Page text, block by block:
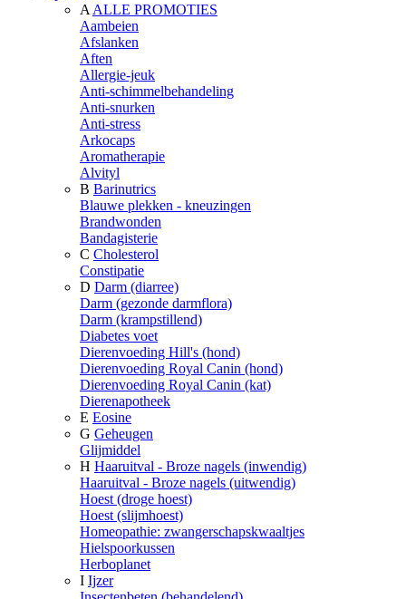
A ALLE PROMOTIES
Aambeien
Afslanken
Aften
Allergie-jeuk
Anti-schimmelbehandeling
Anti-snurken
Anti-stress
Arkocaps
Aromatherapie
Alvityl
B Barinutrics
Blauwe plekken - kneuzingen
Brandwonden
Bandagisterie
C Cholesterol
Constipatie
D Darm (diarree)
Darm (gezonde darmflora)
Darm (krampstillend)
Diabetes voet
Dierenvoeding Hill's (hond)
Dierenvoeding Royal Canin (hond)
Dierenvoeding Royal Canin (kat)
Dierenapotheek
E Eosine
G Geheugen
Glijmiddel
H Haaruitval - Broze nagels (inwendig)
Haaruitval - Broze nagels (uitwendig)
Hoest (droge hoest)
Hoest (slijmhoest)
Homeopathie: zwangerschapskwaaltjes
Hielspoorkussen
Herboplanet
I Ijzer